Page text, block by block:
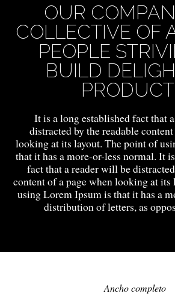
OUR
COLLECTIVE OF
PEOPLE
BUILD
It is a long established fact that
distracted by the readable
looking at its layout. The point of
that it has a more-or-less normal. It
fact that a reader will be
content of a page when looking at
using Lorem Ipsum is that it has a
distribution of letters, as
Ancho completo